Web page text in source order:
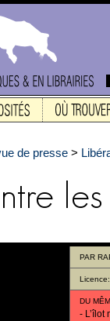
de presse >
PAR
DU
- L’îlot